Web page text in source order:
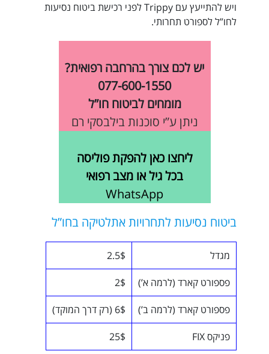
ויש להתייעץ עם Trippy לפני רכישת
ביטוח נסיעות
לחו”ללספורט תחרותי.
יש לכם צורך בהרחבה רפואית?
077-600-1550
מומחים לביטוח חו”ל
ניתן ע”י סוכנות בילבסקי רם
ליחצו כאן להפקת פוליסה
בכל גיל או מצב רפואי
WhatsApp
ביטוח נסיעות לתחרויות אתלטיקה בחו”ל
מגדל 2.5$
פספורט קארד (לרמה א’) 2$
פספורט קארד (לרמה ב’) 6$ (רק דרך המוקד)
פניקס FIX 25$